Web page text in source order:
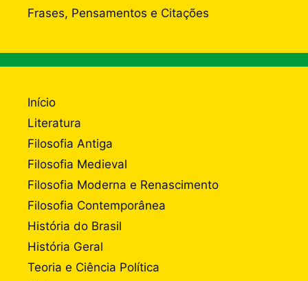
Frases, Pensamentos e Citações
Início
Literatura
Filosofia Antiga
Filosofia Medieval
Filosofia Moderna e Renascimento
Filosofia Contemporânea
História do Brasil
História Geral
Teoria e Ciência Política